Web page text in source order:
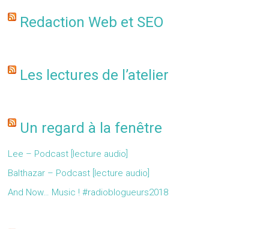
Redaction Web et SEO
Les lectures de l’atelier
Un regard à la fenêtre
Lee – Podcast [lecture audio]
Balthazar – Podcast [lecture audio]
And Now… Music ! #radioblogueurs2018